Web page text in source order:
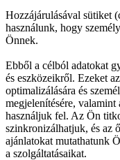
Hozzájárulásával sütiket
használunk, hogy
Önnek.
Ebből a célból adatokat
és eszközeikről. Ezeket
optimalizálására és
megjelenítésére, valamint
használjuk fel. Az Ön
szinkronizálhatjuk, és az
ajánlatokat mutathatunk
a szolgáltatásaikat.